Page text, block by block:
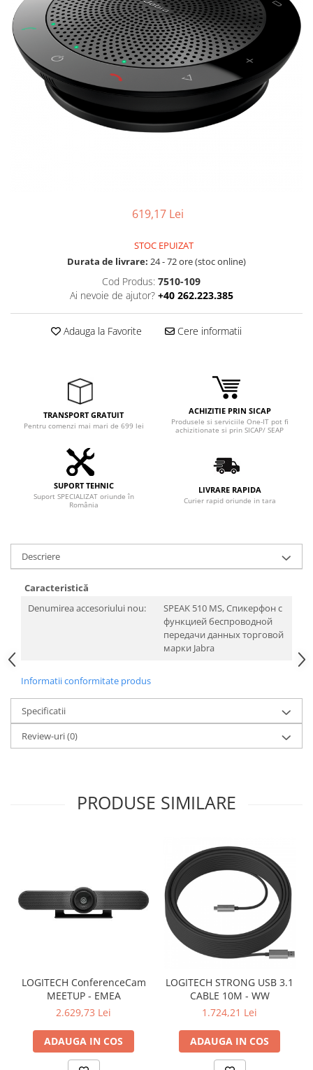
Smartphone IPhone
Boxe
Mouse
Casti
Mouse Pad
Tastaturi
USB Hub
619,17 Lei
STOC EPUIZAT
Durata de livrare: 24 - 72 ore (stoc online)
Cod Produs: 7510-109
Ai nevoie de ajutor? +40 262.223.385
Adauga la Favorite Cere informatii
TRANSPORT GRATUIT
Pentru comenzi mai mari de 699 lei
ACHIZITIE PRIN SICAP
Produsele si serviciile One-IT pot fi
achizitionate si prin SICAP/ SEAP
SUPORT TEHNIC
Suport SPECIALIZAT oriunde în
România
LIVRARE RAPIDA
Curier rapid oriunde in tara
Descriere
Caracteristică
Denumirea accesoriului nou:
SPEAK 510 MS, Спикерфон с
функцией беспроводной
передачи данных торговой
марки Jabra
Informatii conformitate produs
Specificatii
Review-uri(0)
PRODUSE SIMILARE
LOGITECH ConferenceCam
MEETUP - EMEA
2.629,73 Lei
ADAUGA IN COS
LOGITECH STRONG USB 3.1
CABLE 10M - WW
1.724,21 Lei
ADAUGA IN COS